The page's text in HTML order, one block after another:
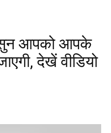
सुन आपको आपके
देखें वीडियो